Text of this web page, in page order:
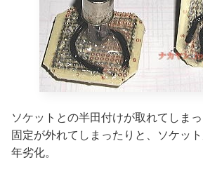
ソケットとの半田付けが取れてしま
固定が外れてしまったりと、ソケッ
年劣化。